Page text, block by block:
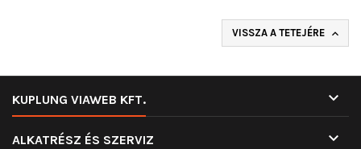
VISSZA A TETEJÉRE 
KUPLUNG VIAWEB KFT. 
ALKATRÉSZ ÉS SZERVIZ 